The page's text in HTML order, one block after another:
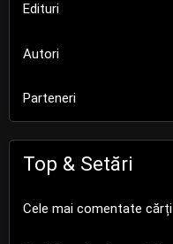
Edituri
Autori
Parteneri
Top & Setări
Cele mai comentate cărți